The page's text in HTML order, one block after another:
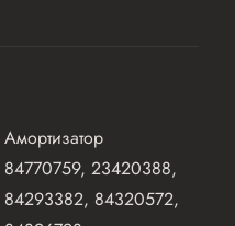
Амортизатор
84770759, 23420388,
84293382, 84320572,